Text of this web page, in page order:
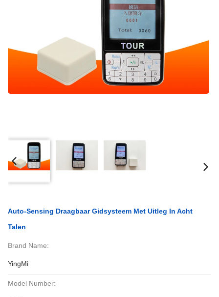
Auto-Sensing Draagbaar Gidsysteem Met Uitleg In Acht
Talen
Brand Name:
YingMi
Model Number: